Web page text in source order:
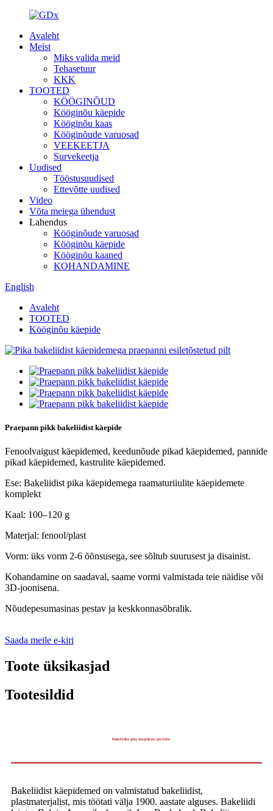
Avaleht
Meist
Miks valida meid
Tehasetuur
KKK
TOOTED
KÖÖGINÕUD
Kööginõu käepide
Kööginõu kaas
Kööginõude varuosad
VEEKEETJA
Survekeetja
Uudised
Tööstusuudised
Ettevõtte uudised
Video
Võta meiega ühendust
Lahendus
Kööginõude varuosad
Kööginõu käepide
Kööginõu kaaned
KOHANDAMINE
English
Avaleht
TOOTED
Kööginõu käepide
Praepann pikk bakeliidist käepide
Fenoolvaigust käepidemed, keedunõude pikad käepidemed, pannide
pikad käepidemed, kastrulite käepidemed.
Ese: Bakeliidist pika käepidemega raamaturiiulite käepidemete
komplekt
Kaal: 100–120 g
Materjal: fenool/plast
Vorm: üks vorm 2-6 õõnsusega, see sõltub suurusest ja disainist.
Kohandamine on saadaval, saame vormi valmistada teie näidise või
3D-joonisena.
Nõudepesumasinas pestav ja keskkonnasõbralik.
Saada meile e-kiri
Toote üksikasjad
Tootesildid
Bakeliidist pika käepideme päritolu:
Bakeliidist käepidemed on valmistatud bakeliidist,
plastmaterjalist, mis töötati välja 1900. aastate alguses. Bakeliidi